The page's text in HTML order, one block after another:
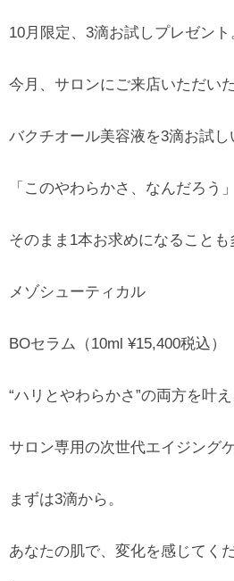
10月限定、3滴お試しプレゼント
今月、サロンにご来店いただい
バクチオール美容液を3滴お試し
「このやわらかさ、なんだろう
そのまま1本お求めになることも
メゾシューティカル
BOセラム（10ml ¥15,400税込）
“ハリとやわらかさ”の両方を叶え
サロン専用の次世代エイジングケ
まずは3滴から。
あなたの肌で、変化を感じてくだ